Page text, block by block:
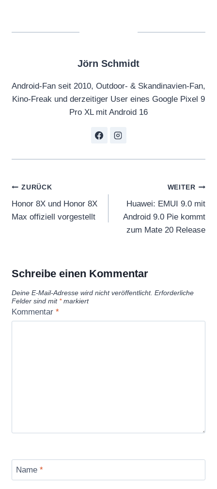
Jörn Schmidt
Android-Fan seit 2010, Outdoor- & Skandinavien-Fan,
Kino-Freak und derzeitiger User eines Google Pixel 9
Pro XL mit Android 16
Beitragsnavigation
ZURÜCK
Honor 8X und Honor 8X
Max offiziell vorgestellt
WEITER
Huawei: EMUI 9.0 mit
Android 9.0 Pie kommt
zum Mate 20 Release
Schreibe einen Kommentar
Deine E-Mail-Adresse wird nicht veröffentlicht. Erforderliche
Felder sind mit *markiert
Kommentar *
Name *